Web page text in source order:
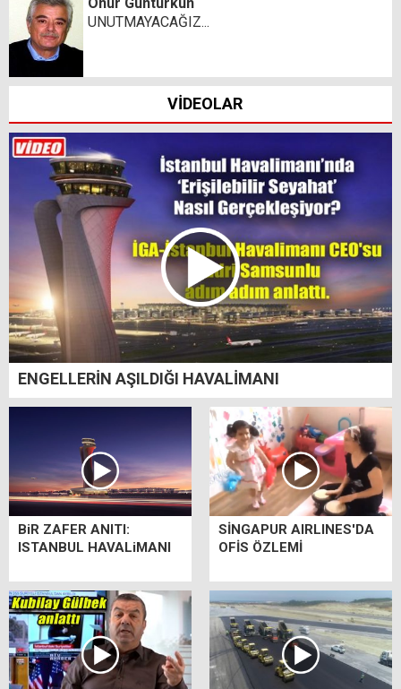
UNUTMAYACAĞIZ...
VİDEOLAR
ENGELLERİN AŞILDIĞI HAVALİMANI
BiR ZAFER ANITI:
ISTANBUL HAVALiMANI
SİNGAPUR AIRLINES'DA
OFİS ÖZLEMİ